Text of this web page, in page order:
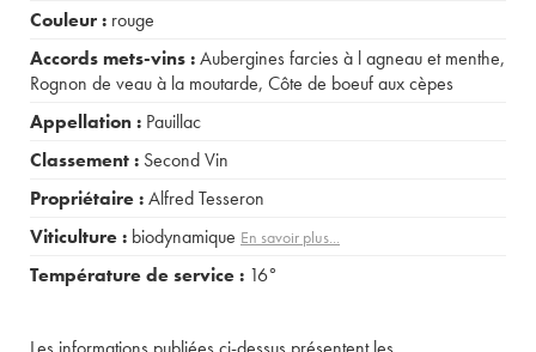
Couleur : rouge
Accords mets-vins :Aubergines farcies à l agneau et menthe,
Rognon de veau à la moutarde, Côte de boeuf aux cèpes
Appellation : Pauillac
Classement : Second Vin
Propriétaire :Alfred Tesseron
Viticulture : biodynamique En savoir plus...
Température de service : 16°